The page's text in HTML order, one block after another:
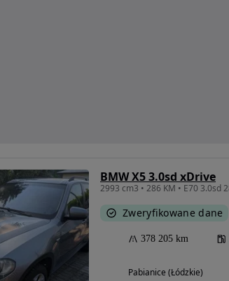
BMW X5 3.0sd xDrive
Zweryfikowane dane
378 205 km
Pabianice (Łódzkie)